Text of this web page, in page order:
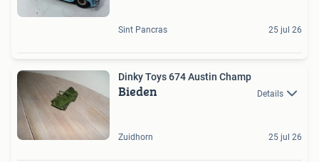
Sint Pancras 25 jul 26
Dinky Toys 674 Austin Champ
Bieden Details
Zuidhorn 25 jul 26